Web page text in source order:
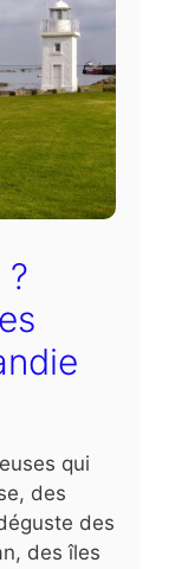
qui
des
des
des îles